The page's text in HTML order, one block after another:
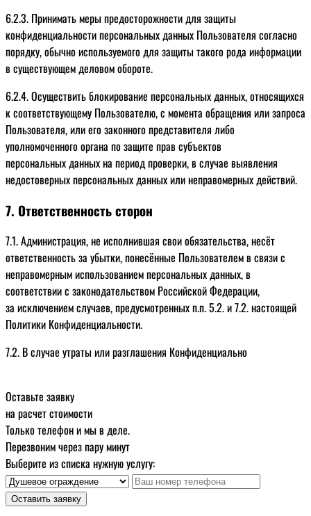
6.2.3. Принимать меры предосторожности для защиты
конфиденциальности персональных данных Пользователя согласно
порядку, обычно используемого для защиты такого рода информации
в существующем деловом обороте.
6.2.4. Осуществить блокирование персональных данных, относящихся
к соответствующему Пользователю, с момента обращения или запроса
Пользователя, или его законного представителя либо
уполномоченного органа по защите прав субъектов
персональных данных на период проверки, в случае выявления
недостоверных персональных данных или неправомерных действий.
7. Ответственность сторон
7.1. Администрация, не исполнившая свои обязательства, несёт
ответственность за убытки, понесённые Пользователем в связи с
неправомерным использованием персональных данных, в
соответствии с законодательством Российской Федерации,
за исключением случаев, предусмотренных п.п. 5.2. и 7.2. настоящей
Политики Конфиденциальности.
7.2. В случае утраты или разглашения Конфиденциально
Оставьте заявку
на расчет стоимости
Только телефон и мы в деле.
Перезвоним через пару минут
Выберите из списка нужную услугу:
Оставить заявку